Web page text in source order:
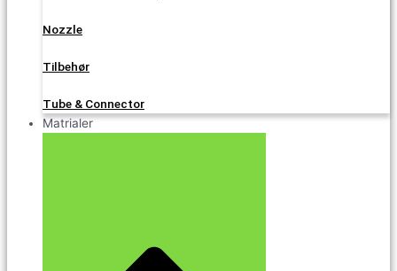
Nozzle
Tilbehør
Tube & Connector
Matrialer